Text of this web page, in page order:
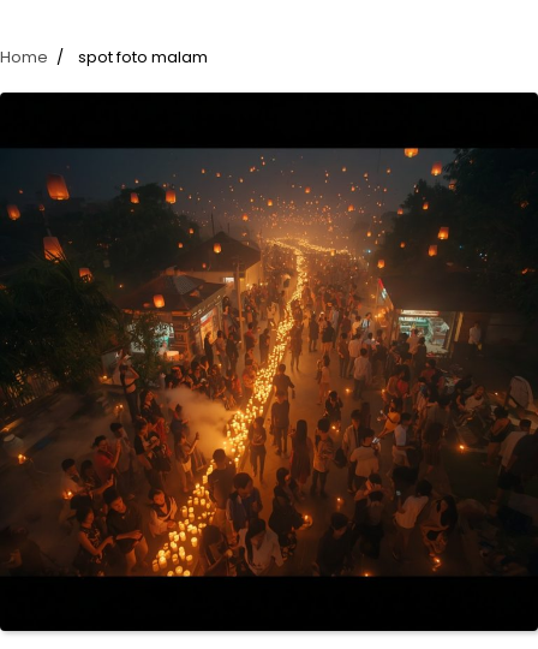
Home spot foto malam